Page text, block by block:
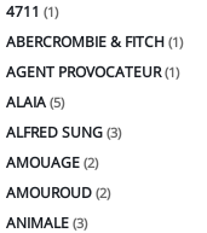
4711 (1)
ABERCROMBIE & FITCH (1)
AGENT PROVOCATEUR(1)
ALAIA (5)
ALFRED SUNG (3)
AMOUAGE (2)
AMOUROUD (2)
ANIMALE (3)